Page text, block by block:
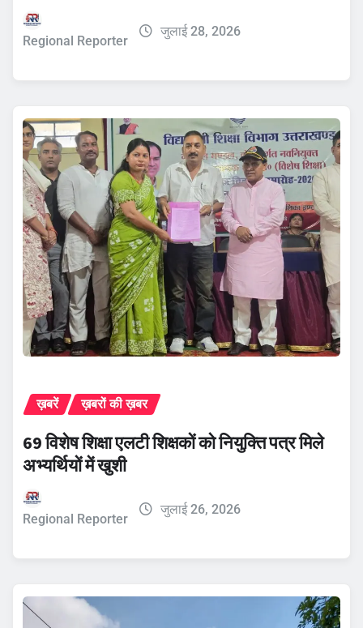
Regional Reporter
जुलाई 28, 2026
ख़बरें ख़बरों की ख़बर
69 विशेष शिक्षा एलटी शिक्षकों को नियुक्ति पत्र मिले
अभ्यर्थियों में खुशी
Regional Reporter
जुलाई 26, 2026